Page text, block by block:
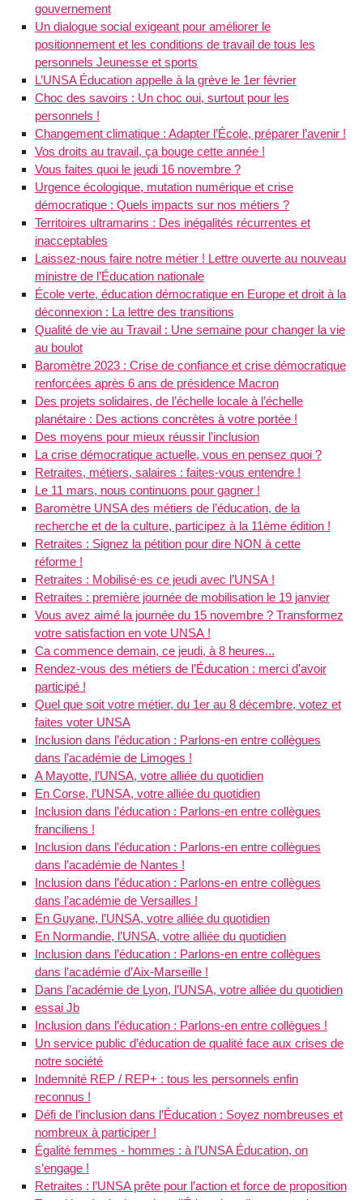
gouvernement
Un dialogue social exigeant pour améliorer le
positionnement et les conditions de travail de tous les
personnels Jeunesse et sports
L’UNSA Éducation appelle à la grève le 1er février
Choc des savoirs : Un choc oui, surtout pour les
personnels !
Changement climatique : Adapter l’École, préparer l’avenir !
Vos droits au travail, ça bouge cette année !
Vous faites quoi le jeudi 16 novembre ?
Urgence écologique, mutation numérique et crise
démocratique : Quels impacts sur nos métiers ?
Territoires ultramarins : Des inégalités récurrentes et
inacceptables
Laissez-nous faire notre métier ! Lettre ouverte au nouveau
ministre de l’Éducation nationale
École verte, éducation démocratique en Europe et droit à la
déconnexion : La lettre des transitions
Qualité de vie au Travail : Une semaine pour changer la vie
au boulot
Baromètre 2023 : Crise de confiance et crise démocratique
renforcées après 6 ans de présidence Macron
Des projets solidaires, de l’échelle locale à l’échelle
planétaire : Des actions concrètes à votre portée !
Des moyens pour mieux réussir l’inclusion
La crise démocratique actuelle, vous en pensez quoi ?
Retraites, métiers, salaires : faites-vous entendre !
Le 11 mars, nous continuons pour gagner !
Baromètre UNSA des métiers de l’éducation, de la
recherche et de la culture, participez à la 11ème édition !
Retraites : Signez la pétition pour dire NON à cette
réforme !
Retraites : Mobilisé·es ce jeudi avec l’UNSA !
Retraites : première journée de mobilisation le 19 janvier
Vous avez aimé la journée du 15 novembre ? Transformez
votre satisfaction en vote UNSA !
Ca commence demain, ce jeudi, à 8 heures...
Rendez-vous des métiers de l’Éducation : merci d’avoir
participé !
Quel que soit votre métier, du 1er au 8 décembre, votez et
faites voter UNSA
Inclusion dans l’éducation : Parlons-en entre collègues
dans l’académie de Limoges !
A Mayotte, l’UNSA, votre alliée du quotidien
En Corse, l’UNSA, votre alliée du quotidien
Inclusion dans l’éducation : Parlons-en entre collègues
franciliens !
Inclusion dans l’éducation : Parlons-en entre collègues
dans l’académie de Nantes !
Inclusion dans l’éducation : Parlons-en entre collègues
dans l’académie de Versailles !
En Guyane, l’UNSA, votre alliée du quotidien
En Normandie, l’UNSA, votre alliée du quotidien
Inclusion dans l’éducation : Parlons-en entre collègues
dans l’académie d’Aix-Marseille !
Dans l’académie de Lyon, l’UNSA, votre alliée du quotidien
essai Jb
Inclusion dans l’éducation : Parlons-en entre collègues !
Un service public d’éducation de qualité face aux crises de
notre société
Indemnité REP / REP+ : tous les personnels enfin
reconnus !
Défi de l’inclusion dans l’Éducation : Soyez nombreuses et
nombreux à participer !
Égalité femmes - hommes : à l’UNSA Éducation, on
s’engage !
Retraites : l’UNSA prête pour l’action et force de proposition